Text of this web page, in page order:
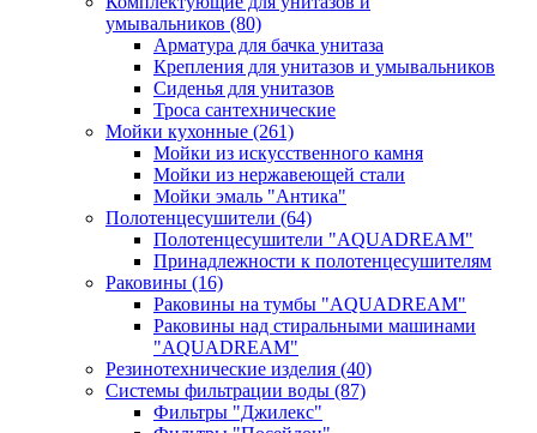
умывальников (80)
Арматура для бачка унитаза
Крепления для унитазов и умывальников
Сиденья для унитазов
Троса сантехнические
Мойки кухонные (261)
Мойки из искусственного камня
Мойки из нержавеющей стали
Мойки эмаль "Антика"
Полотенцесушители (64)
Полотенцесушители "AQUADREAM"
Принадлежности к полотенцесушителям
Раковины (16)
Раковины на тумбы "AQUADREAM"
Раковины над стиральными машинами
"AQUADREAM"
Резинотехнические изделия (40)
Системы фильтрации воды (87)
Фильтры "Джилекс"